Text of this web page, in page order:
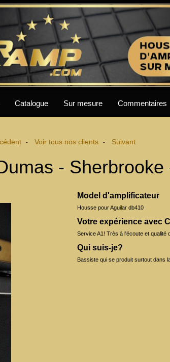
Catalogue Sur mesure Commentaires
- Voir tous nos clients - Suivant
- Sherbrooke
Model d'amplificateur
Housse pour Aguilar db410
Votre expérience avec
Service A1! Très à l'écoute et qualité
Qui suis-je?
Bassiste qui se produit surtout dans